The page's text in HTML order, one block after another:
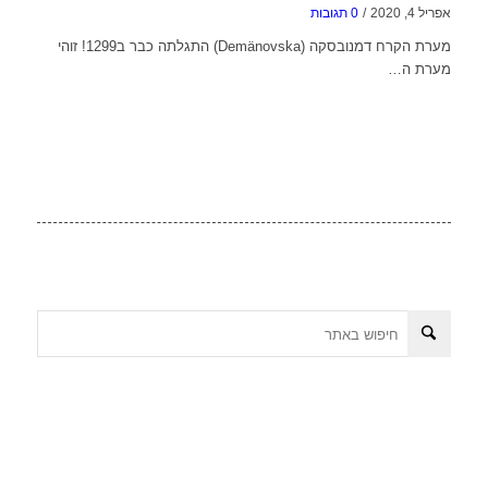
אפריל 4, 2020 / 0 תגובות
מערת הקרח דמנובסקה (Demänovska) התגלתה כבר ב1299! זוהי
מערת ה…